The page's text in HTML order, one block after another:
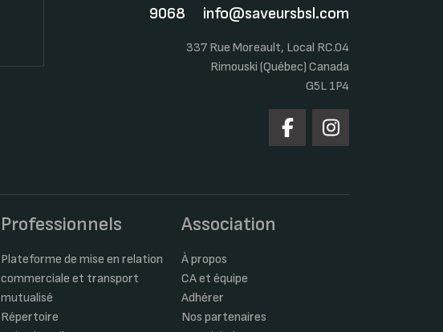
9068
info@saveursbsl.com
337 Rue Moreault, Local RC.04
Rimouski (Québec) Canada
G5L 1P4
Professionnels
Plateforme de mise en relation
commerciale et transport
mutualisé
Répertoire
Association
À propos
CA et équipe
Adhérer
Nos partenaires